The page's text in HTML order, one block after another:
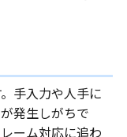
手入力や人手に
発生しがちで
ーム対応に追わ